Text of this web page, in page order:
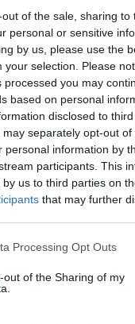
of the sale, sharing to
personal or sensitive
by us, please use the
your selection. Please
processed you may
based on personal
disclosed to
separately opt-out
personal information by
participants. This
us to third parties on
that may further
Processing Opt Outs
out of the Sharing of my
ulottuu nyt
– tältä